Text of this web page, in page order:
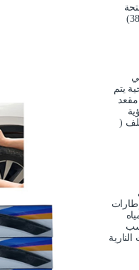
يتم
(